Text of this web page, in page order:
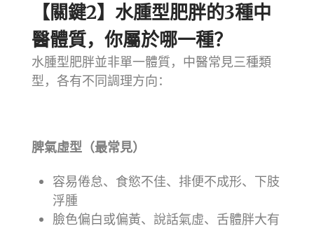
【關鍵2】水腫型肥胖的3種中
醫體質，你屬於哪一種？
水腫型肥胖並非單一體質，中醫常見三種類
型，各有不同調理方向：
脾氣虛型（最常見）
容易倦怠、食慾不佳、排便不成形、下肢
浮腫
臉色偏白或偏黃、說話氣虛、舌體胖大有